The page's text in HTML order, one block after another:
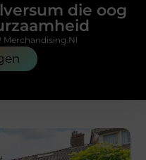
die oog
Merchandising.nl